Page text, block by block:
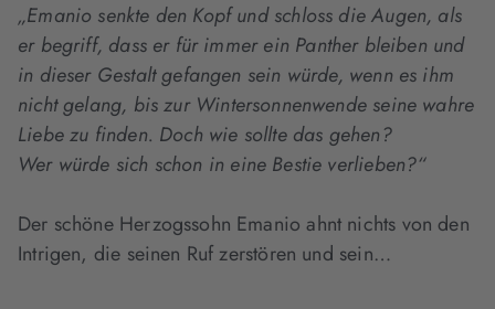
„Emanio senkte den Kopf und schloss die Augen, als
er begriff, dass er für immer ein Panther bleiben und
in dieser Gestalt gefangen sein würde, wenn es ihm
nicht gelang, biszur Wintersonnenwende seine wahre
Liebe zu finden. Doch wie sollte das gehen?
Wer würde sich schon in eine Bestie verlieben?“
Der schöne Herzogssohn Emanio ahnt nichts von den
Intrigen, die seinen Ruf zerstören und sein…